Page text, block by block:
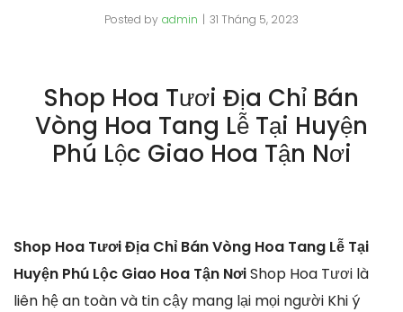
Posted by admin 31 Tháng 5, 2023
Shop Hoa Tươi Địa Chỉ Bán
Vòng Hoa Tang Lễ Tại Huyện
Phú Lộc Giao Hoa Tận Nơi
Shop Hoa Tươi Địa Chỉ Bán Vòng Hoa Tang Lễ Tại
Huyện Phú Lộc Giao Hoa Tận NơiShop Hoa Tươi là
liên hệ an toàn và tin cậy mang lại mọi người Khi ý